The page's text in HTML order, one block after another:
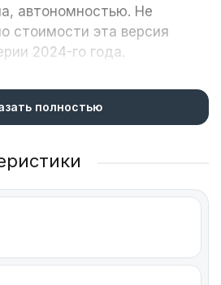
автономностью. Не
стоимости эта версия
2024-го года.
на борту — 2 терабайта.
отсутствие
также внедрил в
ряд новых функций.
особенности и
полностью